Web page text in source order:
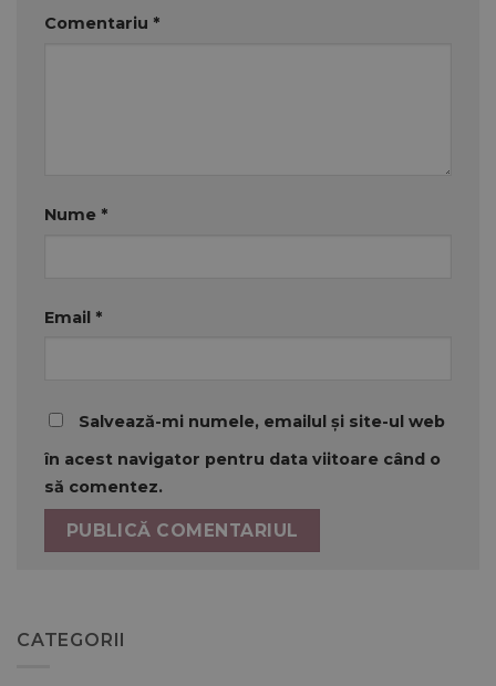
Comentariu *
Nume *
Email *
Salvează-mi numele, emailul și site-ul web
în acest navigator pentru data viitoare când o
să comentez.
CATEGORII